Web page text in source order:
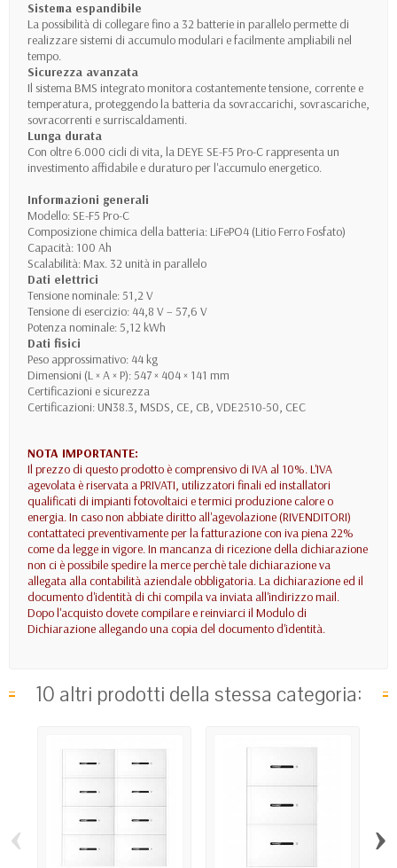
Sistema espandibile
La possibilità di collegare fino a 32 batterie in parallelo permette di
realizzare sistemi di accumulo modulari e facilmente ampliabili nel
tempo.
Sicurezza avanzata
Il sistema BMS integrato monitora costantemente tensione, corrente e
temperatura, proteggendo la batteria da sovraccarichi, sovrascariche,
sovracorrenti e surriscaldamenti.
Lunga durata
Con oltre 6.000 cicli di vita, la DEYE SE-F5 Pro-C rappresenta un
investimento affidabile e duraturo per l'accumulo energetico.
Informazioni generali
Modello: SE-F5 Pro-C
Composizione chimica della batteria: LiFePO4 (Litio Ferro Fosfato)
Capacità: 100 Ah
Scalabilità: Max. 32 unità in parallelo
Dati elettrici
Tensione nominale: 51,2 V
Tensione di esercizio: 44,8 V – 57,6 V
Potenza nominale: 5,12 kWh
Dati fisici
Peso approssimativo: 44 kg
Dimensioni (L × A × P): 547 × 404 × 141 mm
Certificazioni e sicurezza
Certificazioni: UN38.3, MSDS, CE, CB, VDE2510-50, CEC
NOTA IMPORTANTE:
Il prezzo di questo prodotto è comprensivo di IVA al 10%. L'IVA
agevolata è riservata a PRIVATI, utilizzatori finali ed installatori
qualificati di impianti fotovoltaici e termici produzione calore o
energia. In caso non abbiate diritto all'agevolazione (RIVENDITORI)
contattateci preventivamente per la fatturazione con iva piena 22%
come da legge in vigore. In mancanza di ricezione della dichiarazione
non ci è possibile spedire la merce perchè tale dichiarazione va
allegata alla contabilità aziendale obbligatoria. La dichiarazione ed il
documento d'identità di chi compila va inviata all'indirizzo mail.
Dopo l'acquisto dovete compilare e reinviarci il Modulo di
Dichiarazione allegando una copia del documento d'identità.
10 altri prodotti della stessa categoria:
‹ ›